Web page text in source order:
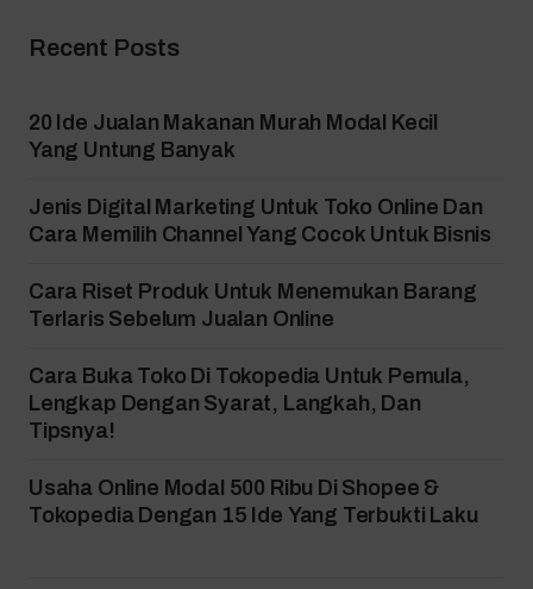
Recent Posts
20 Ide Jualan Makanan Murah Modal Kecil
Yang Untung Banyak
Jenis Digital Marketing Untuk Toko Online Dan
Cara Memilih Channel Yang Cocok Untuk Bisnis
Cara Riset Produk Untuk Menemukan Barang
Terlaris Sebelum Jualan Online
Cara Buka Toko Di Tokopedia Untuk Pemula,
Lengkap Dengan Syarat, Langkah, Dan
Tipsnya!
Usaha Online Modal 500 Ribu Di Shopee &
Tokopedia Dengan 15 Ide Yang Terbukti Laku